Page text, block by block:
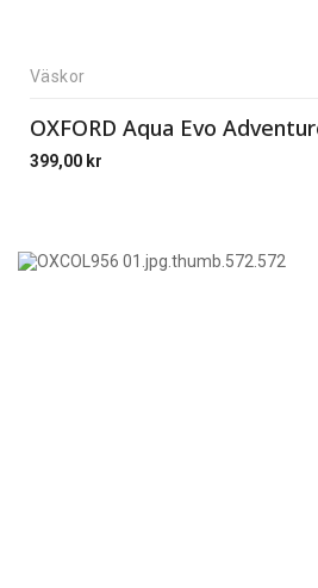
Väskor
OXFORD Aqua Evo
399,00 kr